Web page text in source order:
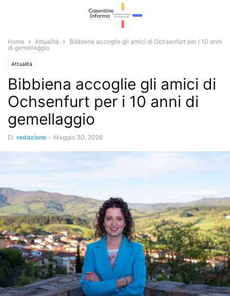
Home Attualità
Bibbiena accoglie gli amici di Ochsenfurt per i 10 anni
di gemellaggio
Attualità
Bibbiena accoglie gli amici di
Ochsenfurt per i 10 anni di
gemellaggio
Di redazione - Maggio 30, 2026